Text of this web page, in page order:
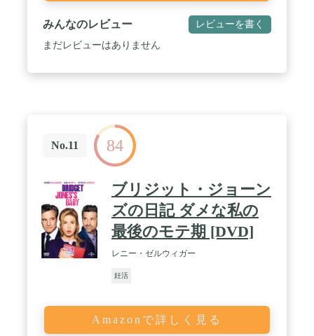
みんなのレビュー レビューを書く
まだレビューはありません
No.11 84
ブリジット・ジョーン
ズの日記 ダメな私の
最後のモテ期 [DVD]
レニー・ゼルウィガー
妊活
Amazonで詳しく見る